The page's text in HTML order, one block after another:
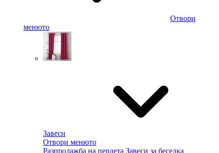
Отвори
менюто
Завеси
Отвори менюто
Разпродажба на пердета Завеси за беседка